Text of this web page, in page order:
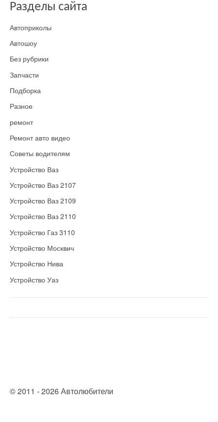
Разделы сайта
Автоприколы
Автошоу
Без рубрики
Запчасти
Подборка
Разное
ремонт
Ремонт авто видео
Советы водителям
Устройство Ваз
Устройство Ваз 2107
Устройство Ваз 2109
Устройство Ваз 2110
Устройство Газ 3110
Устройство Москвич
Устройство Нива
Устройство Уаз
© 2011 - 2026 Автолюбители